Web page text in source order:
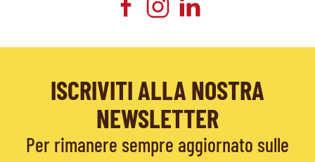
ISCRIVITI ALLA NOSTRA
NEWSLETTER
Per rimanere sempre aggiornato sulle